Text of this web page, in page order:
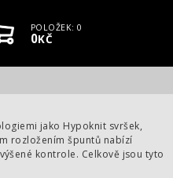
účet
KošíkPOLOŽEK: 0
0KČ
jako Hypoknit svršek,
rozložením špuntů nabízí
kontrole. Celkově jsou tyto